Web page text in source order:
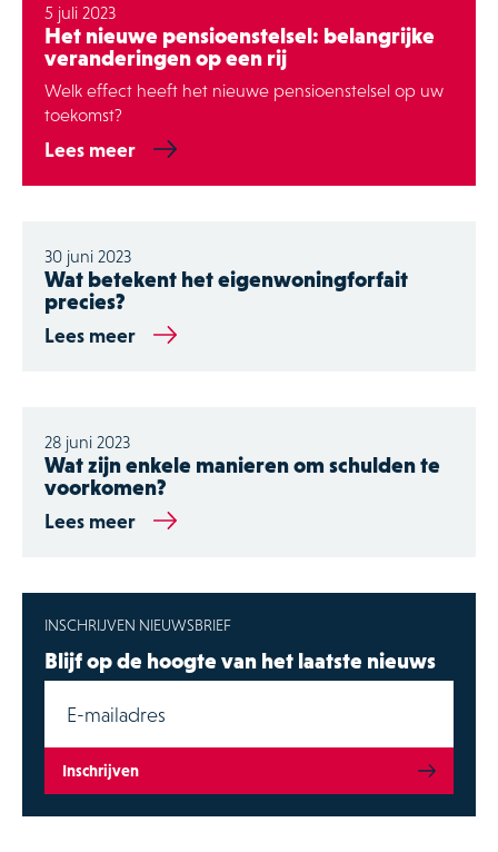
5 juli 2023
Het nieuwe pensioenstelsel: belangrijke
veranderingen op een rij
Welk effect heeft het nieuwe pensioenstelsel op uw
toekomst?
Lees meer
30 juni 2023
Wat betekent het eigenwoningforfait
precies?
Lees meer
28 juni 2023
Wat zijn enkele manieren om schulden te
voorkomen?
Lees meer
INSCHRIJVEN NIEUWSBRIEF
Blijf op de hoogte van het laatste nieuws
E-mailadres
Inschrijven